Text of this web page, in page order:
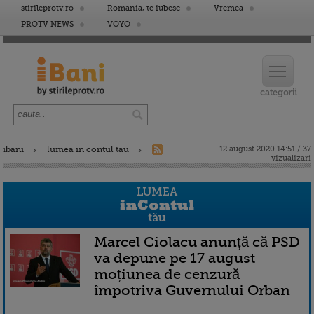
stirileprotv.ro Romania, te iubesc
Vremea
PROTV NEWS
VOYO
ibani lumea in contul tau
12 august 2020 14:51 / 37
vizualizari
Marcel Ciolacu anunță că PSD
va depune pe 17 august
moțiunea de cenzură
împotriva Guvernului Orban